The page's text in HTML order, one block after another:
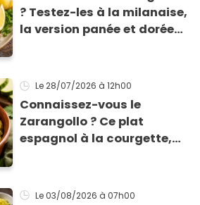
? Testez-les à la milanaise,
la version panée et dorée
Le 28/07/2026 à 12h00
Connaissez-vous le
Zarangollo ? Ce plat
espagnol à la courgette,
Le 03/08/2026 à 07h00